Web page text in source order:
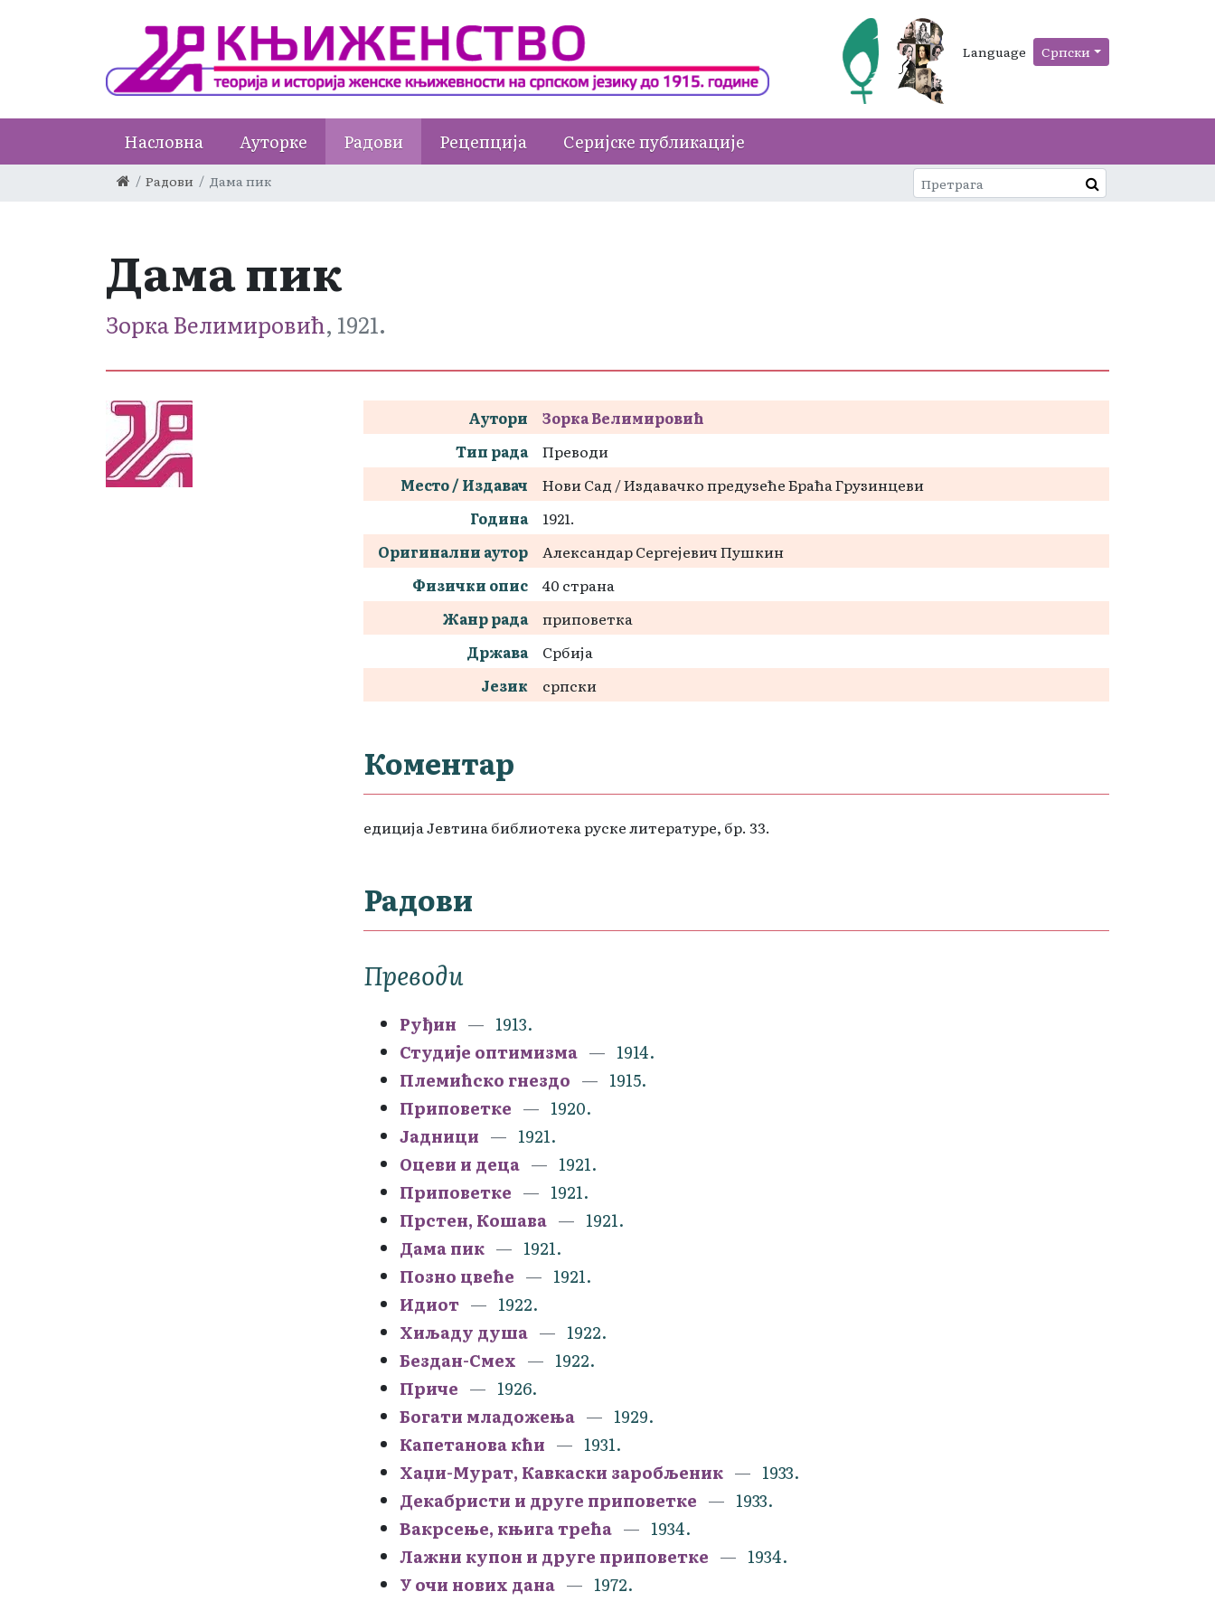
Language Српски
Насловна Ауторке Радови Рецепција Серијске публикације
Радови Дама пик
Дама пик
Зорка Велимировић, 1921.
Аутори
Зорка Велимировић
Тип рада
Преводи
Место / Издавач
Нови Сад / Издавачко предузеће Браћа Грузинцеви
Година
1921.
Оригинални аутор
Александар Сергејевич Пушкин
Физички опис
40 страна
Жанр рада
приповетка
Држава
Србија
Језик
српски
Коментар
едиција Јевтина библиотека руске литературе, бр. 33.
Радови
Преводи
Руђин
1913.
Студије оптимизма
1914.
Племићско гнездо
1915.
Приповетке
1920.
Јадници
1921.
Оцеви и деца
1921.
Приповетке
1921.
Прстен, Кошава
1921.
Дама пик
1921.
Позно цвеће
1921.
Идиот
1922.
Хиљаду душа
1922.
Бездан-Смех
1922.
Приче
1926.
Богати младожења
1929.
Капетанова кћи
1931.
Хаџи-Мурат, Кавкаски заробљеник
1933.
Декабристи и друге приповетке
1933.
Вакрсење, књига трећа
1934.
Лажни купон и друге приповетке
1934.
У очи нових дана
1972.